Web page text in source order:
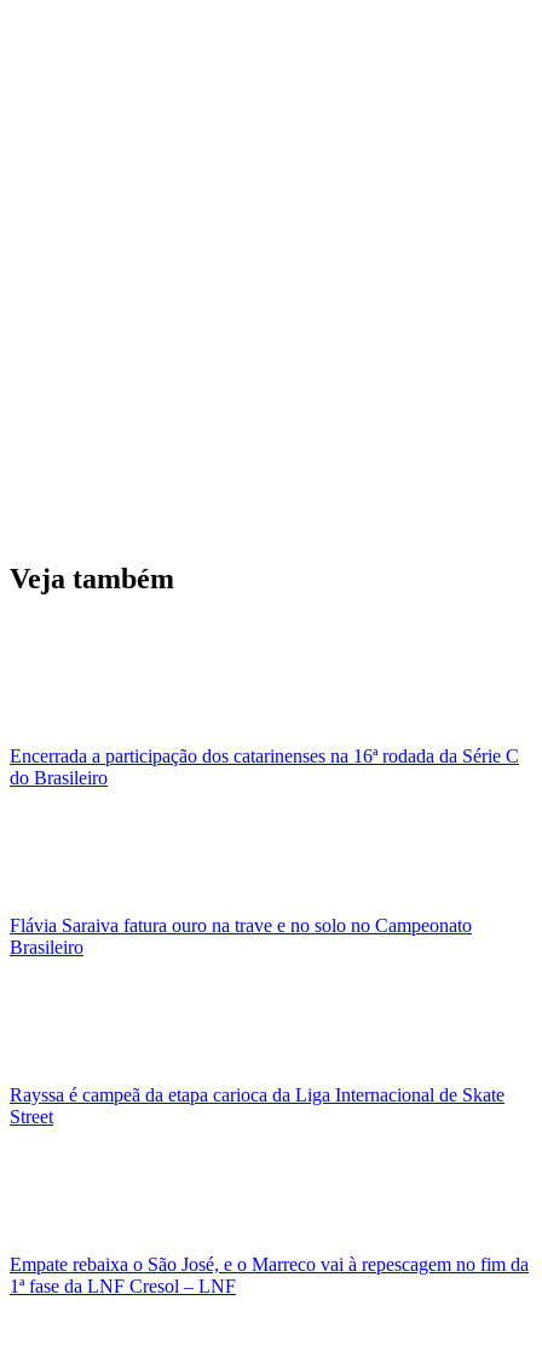
Veja também
Encerrada a participação dos catarinenses na 16ª rodada da Série C
do Brasileiro
Flávia Saraiva fatura ouro na trave e no solo no Campeonato
Brasileiro
Rayssa é campeã da etapa carioca da Liga Internacional de Skate
Street
Empate rebaixa o São José, e o Marreco vai à repescagem no fim da
1ª fase da LNF Cresol – LNF